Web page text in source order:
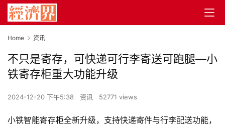
Home 资讯
不只是寄存，可快递可行李寄送可跑腿—小
铁寄存柜重大功能升级
2024-12-20 下午5:38 资讯 52771 views
小铁智能寄存柜全新升级，支持快递寄件与行李配送功能，